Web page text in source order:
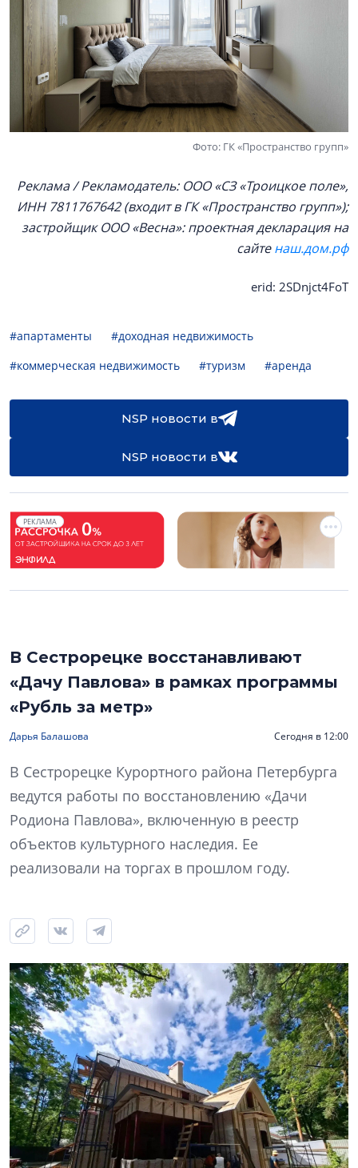
Фото: ГК «Пространство групп»
Реклама / Рекламодатель: ООО «СЗ «Троицкое поле»,
ИНН 7811767642 (входит в ГК «Пространство групп»);
застройщик ООО «Весна»: проектная декларация на
сайте наш.дом.рф
erid: 2SDnjct4FoT
#апартаменты
#доходная недвижимость
#коммерческая недвижимость
#туризм #аренда
NSP новости в
NSP новости в
РЕКЛАМА
В Сестрорецке восстанавливают
«Дачу Павлова» в рамках программы
«Рубль за метр»
Дарья Балашова Сегодня в 12:00
В Сестрорецке Курортного района Петербурга
ведутся работы по восстановлению «Дачи
Родиона Павлова», включенную в реестр
объектов культурного наследия. Ее
реализовали на торгах в прошлом году.